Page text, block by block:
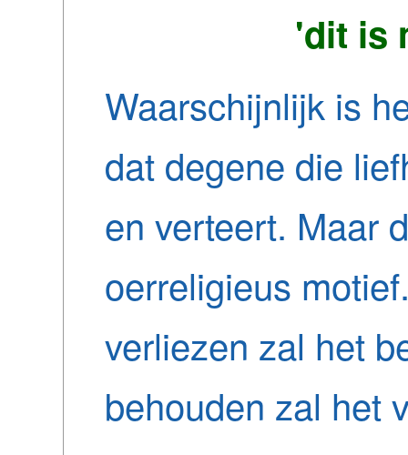
'dit is
Waarschijnlijk is
dat degene die
en verteert. Maar
oerreligieus
verliezen zal het
behouden zal het